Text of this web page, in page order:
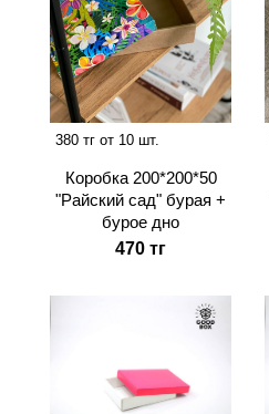
380 тг от 10 шт.
Коробка 200*200*50
"Райский сад" бурая +
бурое дно
470 тг